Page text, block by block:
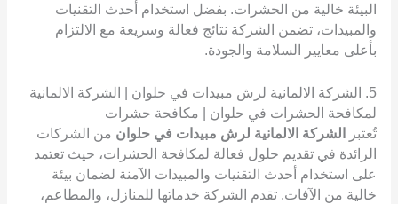
البيئة خالية من الحشرات. بفضل استخدام أحدث التقنيات
والمبيدات، تضمن الشركة نتائج فعالة وسريعة مع الالتزام
بأعلى معايير السلامة والجودة.
5. الشركة الالمانية لرش مبيدات في حلوان | الشركة الالمانية
لمكافحة الحشرات في حلوان | مكافحة حشرات
تُعتبر
الشركة الالمانية لرش مبيدات في حلوان من الشركات
الرائدة في تقديم حلول فعالة لمكافحة الحشرات، حيث تعتمد
على استخدام أحدث التقنيات والمبيدات الآمنة لضمان بيئة
خالية من الآفات. تقدم الشركة خدماتها للمنازل، والمطاعم،